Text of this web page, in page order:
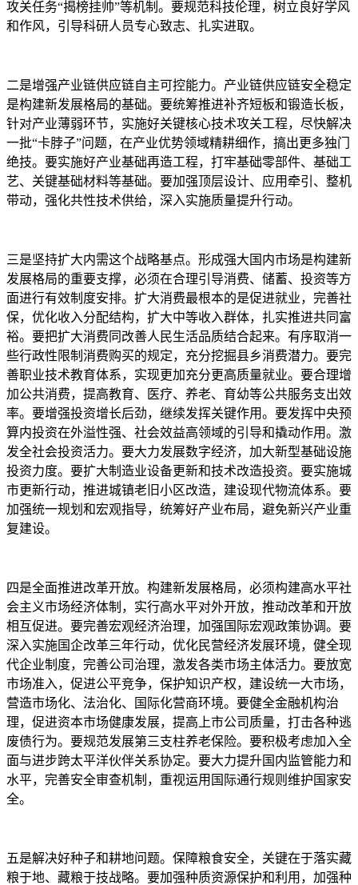
攻关任务“揭榜挂帅”等机制。要规范科技伦理，树立良好学风
和作风，引导科研人员专心致志、扎实进取。
二是增强产业链供应链自主可控能力。产业链供应链安全稳定
是构建新发展格局的基础。要统筹推进补齐短板和锻造长板，
针对产业薄弱环节，实施好关键核心技术攻关工程，尽快解决
一批“卡脖子”问题，在产业优势领域精耕细作，搞出更多独门
绝技。要实施好产业基础再造工程，打牢基础零部件、基础工
艺、关键基础材料等基础。要加强顶层设计、应用牵引、整机
带动，强化共性技术供给，深入实施质量提升行动。
三是坚持扩大内需这个战略基点。形成强大国内市场是构建新
发展格局的重要支撑，必须在合理引导消费、储蓄、投资等方
面进行有效制度安排。扩大消费最根本的是促进就业，完善社
保，优化收入分配结构，扩大中等收入群体，扎实推进共同富
裕。要把扩大消费同改善人民生活品质结合起来。有序取消一
些行政性限制消费购买的规定，充分挖掘县乡消费潜力。要完
善职业技术教育体系，实现更加充分更高质量就业。要合理增
加公共消费，提高教育、医疗、养老、育幼等公共服务支出效
率。要增强投资增长后劲，继续发挥关键作用。要发挥中央预
算内投资在外溢性强、社会效益高领域的引导和撬动作用。激
发全社会投资活力。要大力发展数字经济，加大新型基础设施
投资力度。要扩大制造业设备更新和技术改造投资。要实施城
市更新行动，推进城镇老旧小区改造，建设现代物流体系。要
加强统一规划和宏观指导，统筹好产业布局，避免新兴产业重
复建设。
四是全面推进改革开放。构建新发展格局，必须构建高水平社
会主义市场经济体制，实行高水平对外开放，推动改革和开放
相互促进。要完善宏观经济治理，加强国际宏观政策协调。要
深入实施国企改革三年行动，优化民营经济发展环境，健全现
代企业制度，完善公司治理，激发各类市场主体活力。要放宽
市场准入，促进公平竞争，保护知识产权，建设统一大市场，
营造市场化、法治化、国际化营商环境。要健全金融机构治
理，促进资本市场健康发展，提高上市公司质量，打击各种逃
废债行为。要规范发展第三支柱养老保险。要积极考虑加入全
面与进步跨太平洋伙伴关系协定。要大力提升国内监管能力和
水平，完善安全审查机制，重视运用国际通行规则维护国家安
全。
五是解决好种子和耕地问题。保障粮食安全，关键在于落实藏
粮于地、藏粮于技战略。要加强种质资源保护和利用，加强种